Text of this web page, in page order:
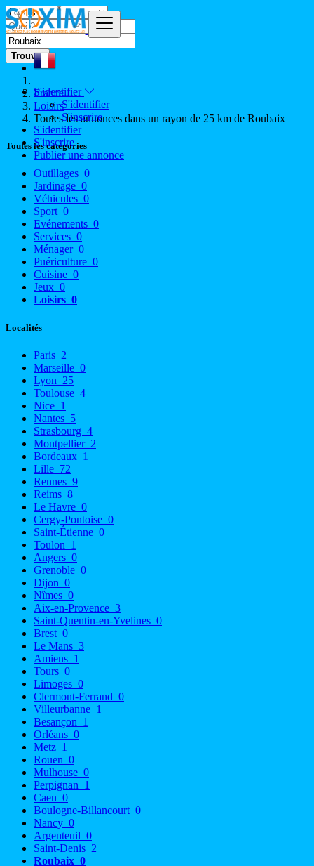
S'identifier
S'identifier
S'inscrire
S'identifier
S'inscrire
Publier une annonce
Trouver
France
Loisirs
Toutes les annonces dans un rayon de 25 km de Roubaix
Toutes les catégories
Outillages0
Jardinage 0
Véhicules 0
Sport 0
Evénements 0
Services 0
Ménager 0
Puériculture 0
Cuisine 0
Jeux 0
Loisirs 0
Localités
Paris 2
Marseille 0
Lyon 25
Toulouse 4
Nice 1
Nantes 5
Strasbourg 4
Montpellier 2
Bordeaux 1
Lille 72
Rennes 9
Reims 8
Le Havre 0
Cergy-Pontoise 0
Saint-Étienne 0
Toulon 1
Angers 0
Grenoble 0
Dijon 0
Nîmes 0
Aix-en-Provence 3
Saint-Quentin-en-Yvelines 0
Brest 0
Le Mans 3
Amiens 1
Tours 0
Limoges 0
Clermont-Ferrand 0
Villeurbanne 1
Besançon 1
Orléans 0
Metz 1
Rouen 0
Mulhouse 0
Perpignan 1
Caen 0
Boulogne-Billancourt 0
Nancy 0
Argenteuil 0
Saint-Denis 2
Roubaix 0